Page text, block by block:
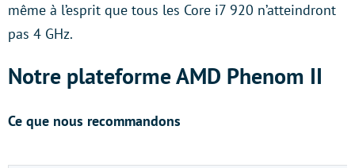
même à l’esprit que tous les Core i7 920 n’atteindront
pas 4 GHz.
Notre plateforme AMD Phenom II
Ce que nous recommandons